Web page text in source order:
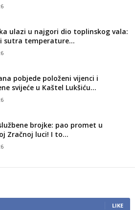
ulazi u najgori dio toplinskog vala:
sutra temperature...
pobjede položeni vijenci i
svijeće u Kaštel Lukšiću...
brojke: pao promet u
Zračnoj luci! I to...
LIKE